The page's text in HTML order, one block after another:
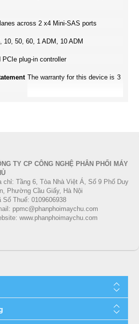
across 2 x4 Mini-SAS ports
10, 50, 60, 1 ADM, 10 ADM
PCIe plug-in controller
The warranty for this device is 3
TY CP CÔNG NGHỆ PHÂN PHỐI MÁY
chỉ: Tầng 6, Tòa Nhà Việt Á, Số 9 Phố Duy
Phường Cầu Giấy, Hà Nội
Số Thuế: 0109606938
ppmc@phanphoimaychu.com
www.phanphoimaychu.com